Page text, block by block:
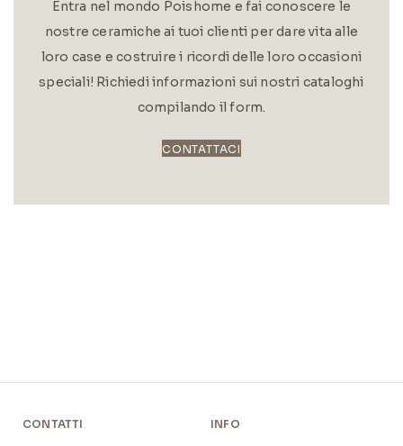
Entra nel mondo Poishome e fai conoscere le
nostre ceramiche ai tuoi clienti per dare vita alle
loro case e costruire i ricordi delle loro occasioni
speciali! Richiedi informazioni sui nostri cataloghi
compilando il form.
CONTATTACI
CONTATTI INFO